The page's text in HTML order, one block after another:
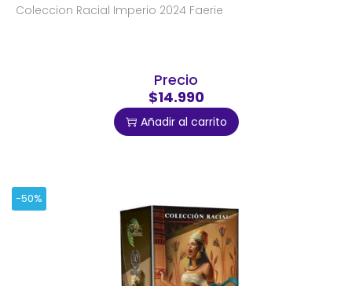
Coleccion Racial Imperio 2024 Faerie
Precio
$14.990
Añadir al carrito
-50%